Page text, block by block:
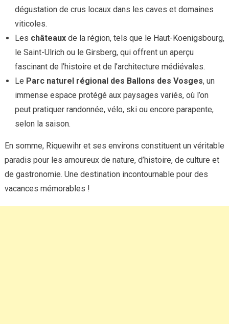
dégustation de crus locaux dans les caves et domaines
viticoles.
Les châteauxde la région, tels que le Haut-Koenigsbourg,
le Saint-Ulrich ou le Girsberg, qui offrent un aperçu
fascinant de l’histoire et de l’architecture médiévales.
Le Parc naturel régional des Ballons des Vosges, un
immense espace protégé aux paysages variés, où l’on
peut pratiquer randonnée, vélo, ski ou encore parapente,
selon la saison.
En somme, Riquewihr et ses environs constituent un véritable
paradis pour les amoureux de nature, d’histoire, de culture et
de gastronomie. Une destination incontournable pour des
vacances mémorables !